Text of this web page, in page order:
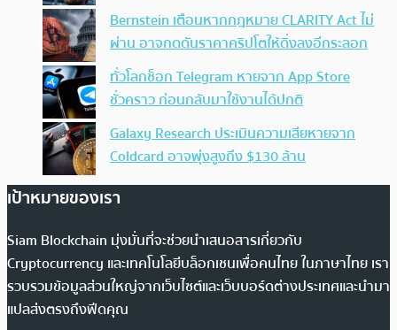
Bernstein เตือนหากกฎหมาย CLARITY Act ไม่
ผ่าน อาจกดดันราคาคริปโตให้ดิ่งลงอีกระลอก
ทั่วโลกช็อก Telegram หายจาก App Store
ชั่วคราว ก่อนกลับมาใช้งานได้ปกติ
Galaxy Research ประเมินความเสียหายจาก
Coldcard อาจพุ่งสูงถึง $130 ล้าน
เป้าหมายของเรา
Siam Blockchain มุ่งมั่นที่จะช่วยนำเสนอสารเกี่ยวกับ
Cryptocurrency และเทคโนโลยีบล็อกเชนเพื่อคนไทย ในภาษาไทย เรา
รวบรวมข้อมูลส่วนใหญ่จากเว็บไซต์และเว็บบอร์ดต่างประเทศและนำมา
แปลส่งตรงถึงฟีดคุณ